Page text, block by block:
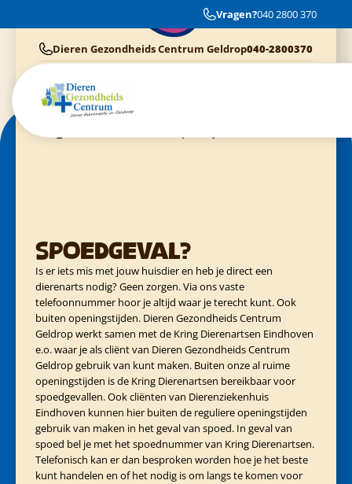
Vragen?040 2800 370
Sinds de geboorte van mijn twee katten kom ik al bij deze dierenarts. Ze zijn
heel deskundig, vriendelijk, en houden mijn beestjes goed in de gaten.
Dieren Gezondheids Centrum Geldrop040-2800370
Cliënten van Kring Eindhoven
Spoedgeval?
Is er iets mis met jouw huisdier en heb je direct een
dierenarts nodig? Geen zorgen. Via ons vaste
telefoonnummer hoor je altijd waar je terecht kunt. Ook
buiten openingstijden. Dieren Gezondheids Centrum
Geldrop werkt samen met de Kring Dierenartsen Eindhoven
e.o. waar je als cliënt van Dieren Gezondheids Centrum
Geldrop gebruik van kunt maken. Buiten onze al ruime
openingstijden is de Kring Dierenartsen bereikbaar voor
spoedgevallen. Ook cliënten van Dierenziekenhuis
Eindhoven kunnen hier buiten de reguliere openingstijden
gebruik van maken in het geval van spoed. In geval van
spoed bel je met het spoednummer van Kring Dierenartsen.
Telefonisch kan er dan besproken worden hoe je het beste
kunt handelen en of het nodig is om langs te komen voor